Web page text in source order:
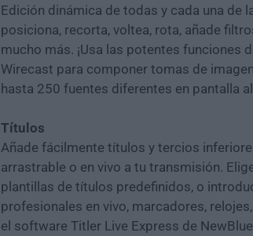
Edición dinámica de todas y cada una de
posiciona, recorta, voltea, rota, añade
mucho más. ¡Usa las potentes funciones
Wirecast para componer tomas de
hasta 250 fuentes diferentes en pantalla
Títulos
Añade fácilmente títulos y tercios
arrastrable o en vivo a tu transmisión.
plantillas de títulos predefinidos, o
profesionales en vivo, marcadores,
el software Titler Live Express de